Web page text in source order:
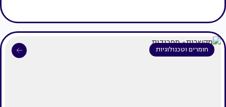
חומרים וטכנולוגיות